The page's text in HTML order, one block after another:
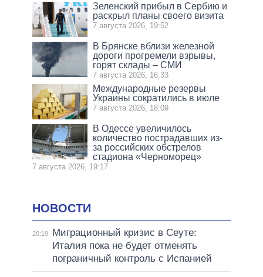
Зеленский прибыл в Сербию и
раскрыл планы своего визита
7 августа 2026, 19:52
В Брянске вблизи железной
дороги прогремели взрывы,
горят склады – СМИ
7 августа 2026, 16:33
Международные резервы
Украины сократились в июле
7 августа 2026, 18:09
В Одессе увеличилось
количество пострадавших из-
за российских обстрелов
стадиона «Черноморец»
7 августа 2026, 19:17
НОВОСТИ
20:19
Миграционный кризис в Сеуте:
Италия пока не будет отменять
пограничный контроль с Испанией